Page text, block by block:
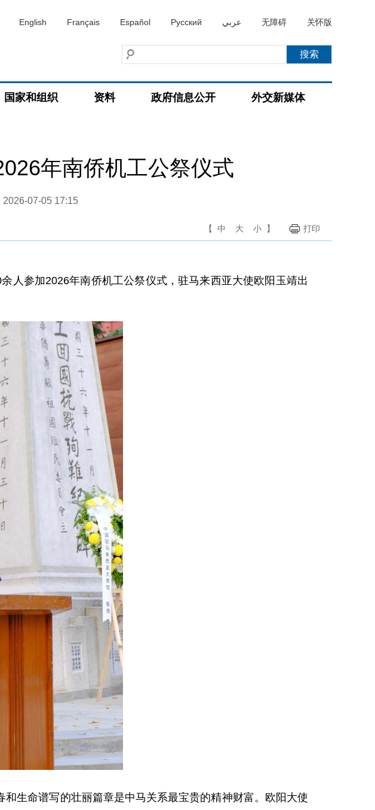
English Français Español Русский عربي 无障碍 关怀版
国家和组织 资料 政府信息公开 外交新媒体
年南侨机工公祭仪式
2026-07-05 17:15
【 中 大 小 】 打印
人参加2026年南侨机工公祭仪式，驻马来西亚大使欧阳玉靖出
生命谱写的壮丽篇章是中马关系最宝贵的精神财富。 欧阳 大使